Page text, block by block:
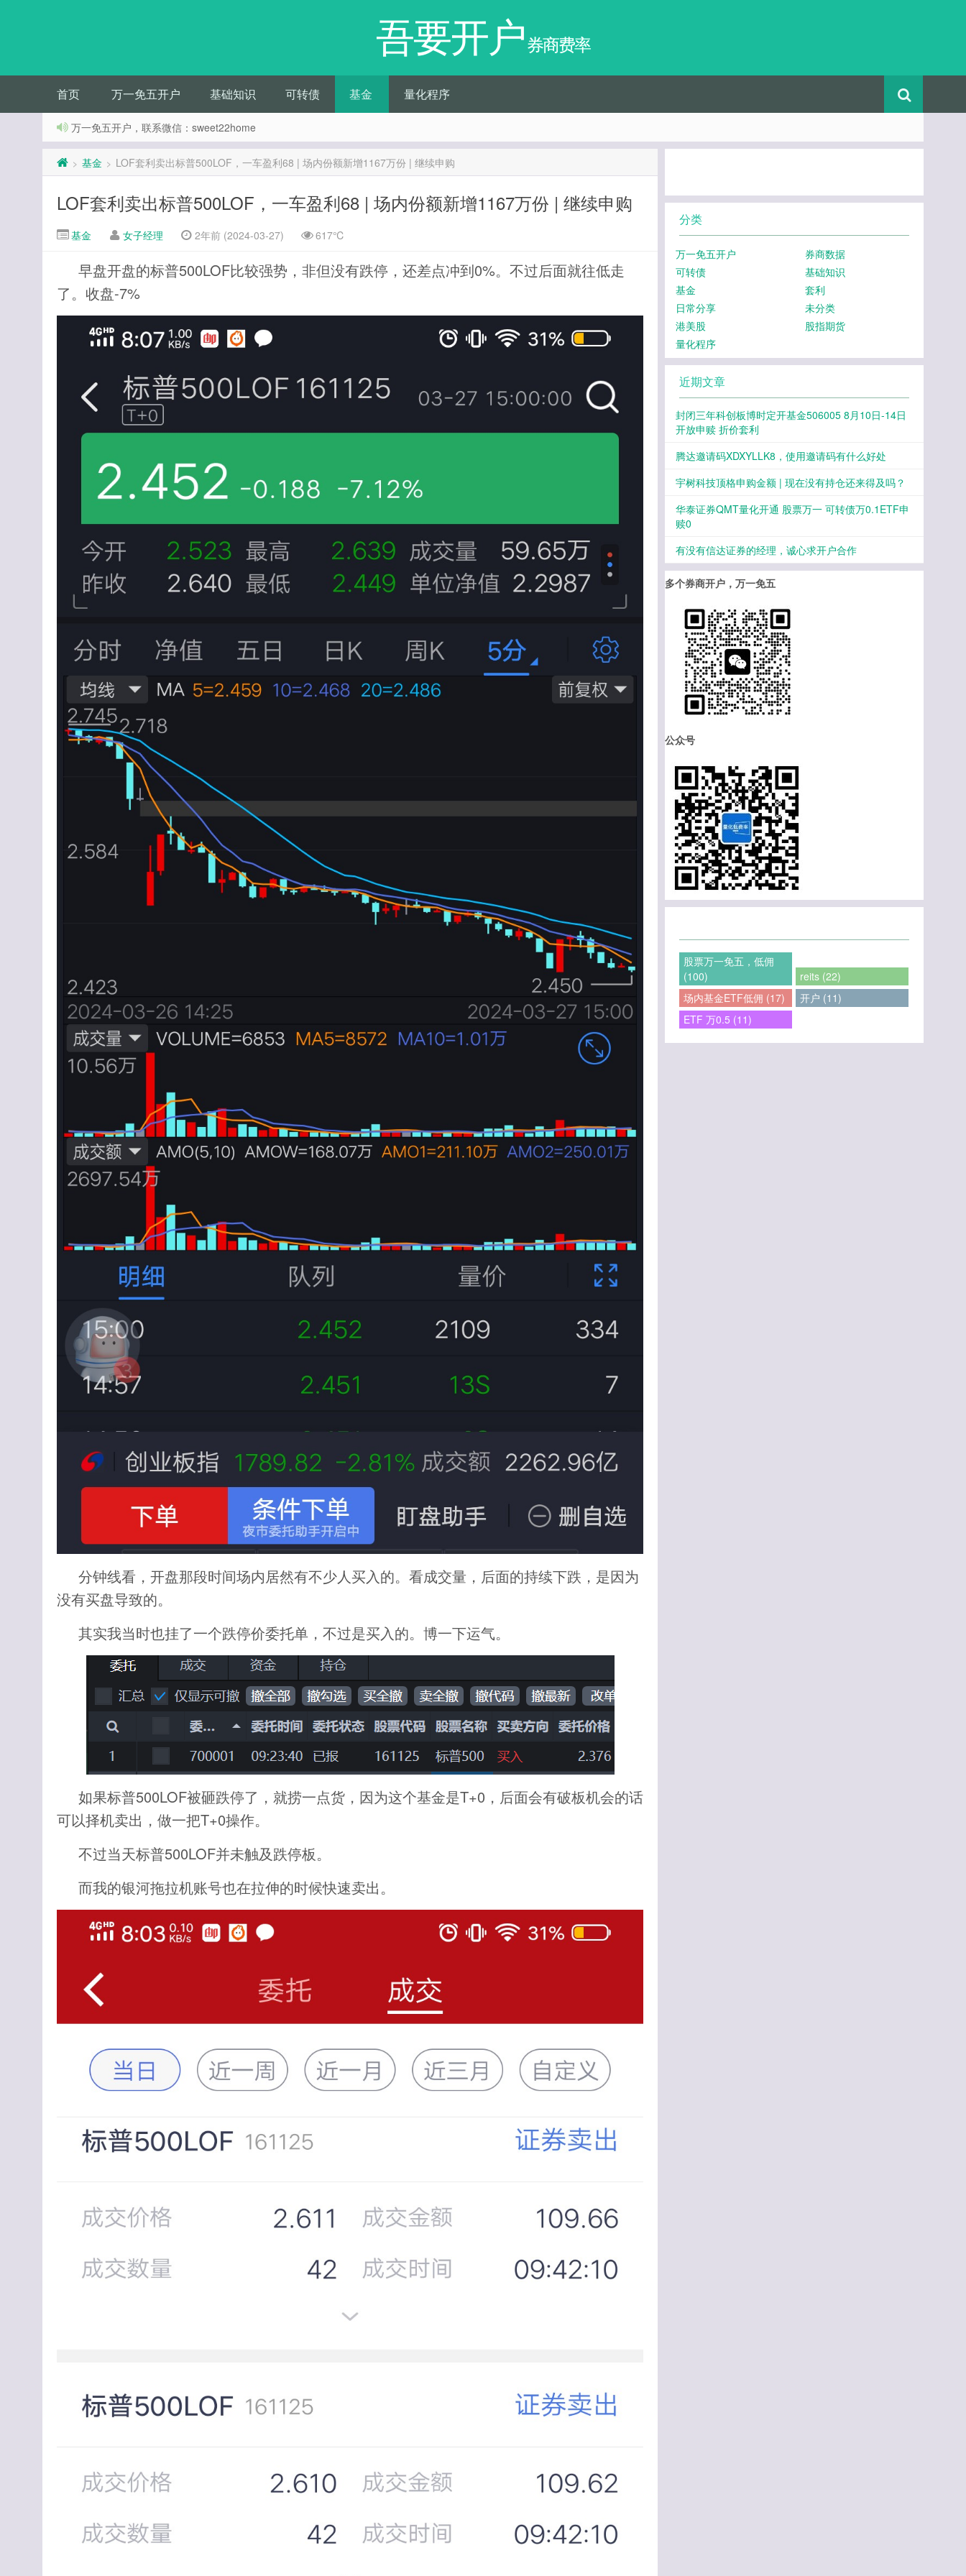
吾要开户券商费率
首页 万一免五开户 基础知识 可转债 基金 量化程序
万一免五开户，联系微信：sweet22home
> 基金 > LOF套利卖出标普500LOF，一车盈利68 | 场内份额新增1167万份 | 继续申购
LOF套利卖出标普500LOF，一车盈利68 | 场内份额新增1167万份 | 继续申购
基金 女子经理 2年前 (2024-03-27) 617℃
早盘开盘的标普500LOF比较强势，非但没有跌停，还差点冲到0%。不过后面就往低走
了。收盘-7%
分钟线看，开盘那段时间场内居然有不少人买入的。看成交量，后面的持续下跌，是因为
没有买盘导致的。
其实我当时也挂了一个跌停价委托单，不过是买入的。博一下运气。
如果标普500LOF被砸跌停了，就捞一点货，因为这个基金是T+0，后面会有破板机会的话
可以择机卖出，做一把T+0操作。
不过当天标普500LOF并未触及跌停板。
而我的银河拖拉机账号也在拉伸的时候快速卖出。
分类
万一免五开户
券商数据
可转债
基础知识
基金
套利
日常分享
未分类
港美股
股指期货
量化程序
近期文章
封闭三年科创板博时定开基金506005 8月10日-14日
开放申赎 折价套利
腾达邀请码XDXYLLK8，使用邀请码有什么好处
宇树科技顶格申购金额 | 现在没有持仓还来得及吗？
华泰证券QMT量化开通 股票万一 可转债万0.1ETF申
赎0
有没有信达证券的经理，诚心求开户合作
多个券商开户，万一免五
公众号
股票万一免五，低佣
(100)
reits (22)
场内基金ETF低佣 (17)
开户 (11)
ETF 万0.5 (11)